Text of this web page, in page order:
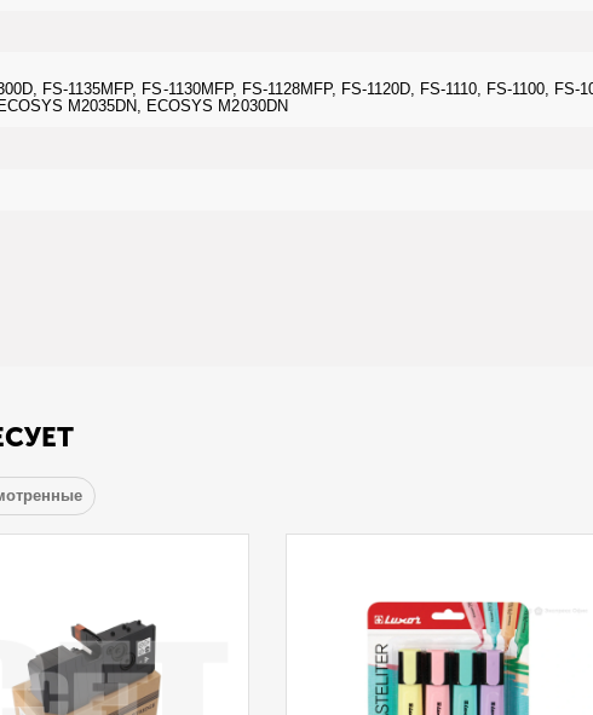
FS-1135MFP, FS-1130MFP, FS-1128MFP, FS-1120D, FS-1110, FS-1100, FS-
M2035DN, ECOSYS M2030DN